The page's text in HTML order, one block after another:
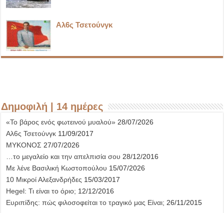
Αλ6ς Τσετούνγκ
Δημοφιλή | 14 ημέρες
«Το βάρος ενός φωτεινού μυαλού» 28/07/2026
Αλ6ς Τσετούνγκ 11/09/2017
ΜΥΚΟΝΟΣ 27/07/2026
…το μεγαλείο και την απελπισία σου 28/12/2016
Με λένε Βασιλική Κωστοπούλου 15/07/2026
10 Μικροί Αλεξανδρήδες 15/03/2017
Hegel: Τι είναι το όριο; 12/12/2016
Ευριπίδης: πώς φιλοσοφείται το τραγικό μας Είναι; 26/11/2015